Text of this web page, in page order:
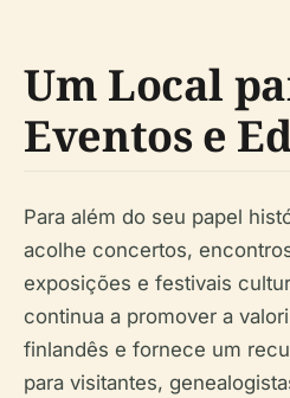
Um Local
Eventos e
Para além do seu papel
acolhe concertos,
exposições e festivais
continua a promover a
finlandês e fornece um
para visitantes,